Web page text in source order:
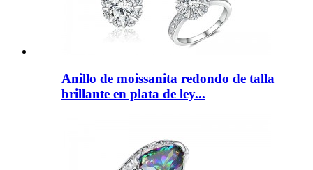
Anillo de moissanita redondo de talla
brillante en plata de ley...